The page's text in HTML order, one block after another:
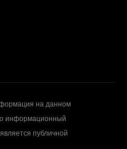
на данном
информационный
публичной